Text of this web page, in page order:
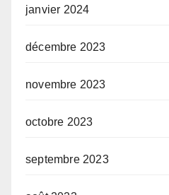
janvier 2024
décembre 2023
novembre 2023
octobre 2023
septembre 2023